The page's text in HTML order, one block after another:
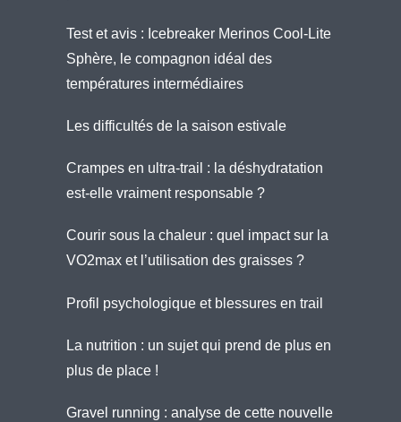
Test et avis : Icebreaker Merinos Cool-Lite
Sphère, le compagnon idéal des
températures intermédiaires
Les difficultés de la saison estivale
Crampes en ultra-trail : la déshydratation
est-elle vraiment responsable ?
Courir sous la chaleur : quel impact sur la
VO2max et l’utilisation des graisses ?
Profil psychologique et blessures en trail
La nutrition : un sujet qui prend de plus en
plus de place !
Gravel running : analyse de cette nouvelle